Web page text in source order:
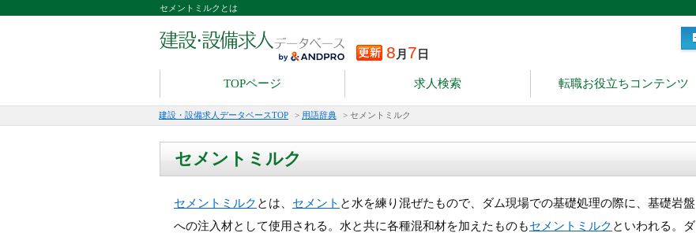
セメントミルクとは
8 月 7 日
TOPページ 求人検索 転職お役立ちコンテンツ
建設・設備求人データベースTOP > 用語辞典 > セメントミルク
セメントミルク
セメントミルク とは、 セメント と水を練り混ぜたもので、ダム現場での基礎処理の際に、基礎岩盤
への注入材として使用される。水と共に各種混和材を加えたものもセメントミルク といわれる。ダ